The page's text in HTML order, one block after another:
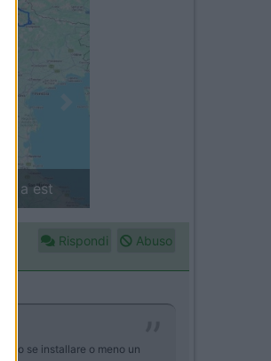
Rispondi Abuso
se installare o meno un